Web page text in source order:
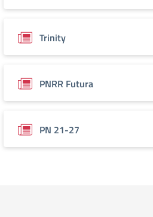
Trinity
PNRR Futura
PN 21-27